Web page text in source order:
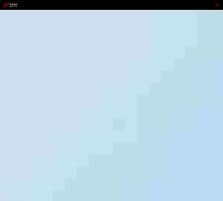
CGPAY